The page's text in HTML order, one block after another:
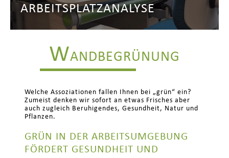
ARBEITSPLATZANALYSE
WANDBEGRÜNUNG
Welche Assoziationen fallen Ihnen bei „grün“ ein?
Zumeist denken wir sofort an etwas Frisches aber
auch zugleich Beruhigendes, Gesundheit, Natur und
Pflanzen.
GRÜN IN DER ARBEITSUMGEBUNG
FÖRDERT GESUNDHEIT UND